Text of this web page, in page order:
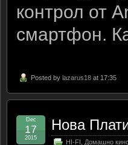
контрол от
смартфон.
Posted by lazarus18 at 17:35
Нова
HI-FI Домашно
Dec
17
2015